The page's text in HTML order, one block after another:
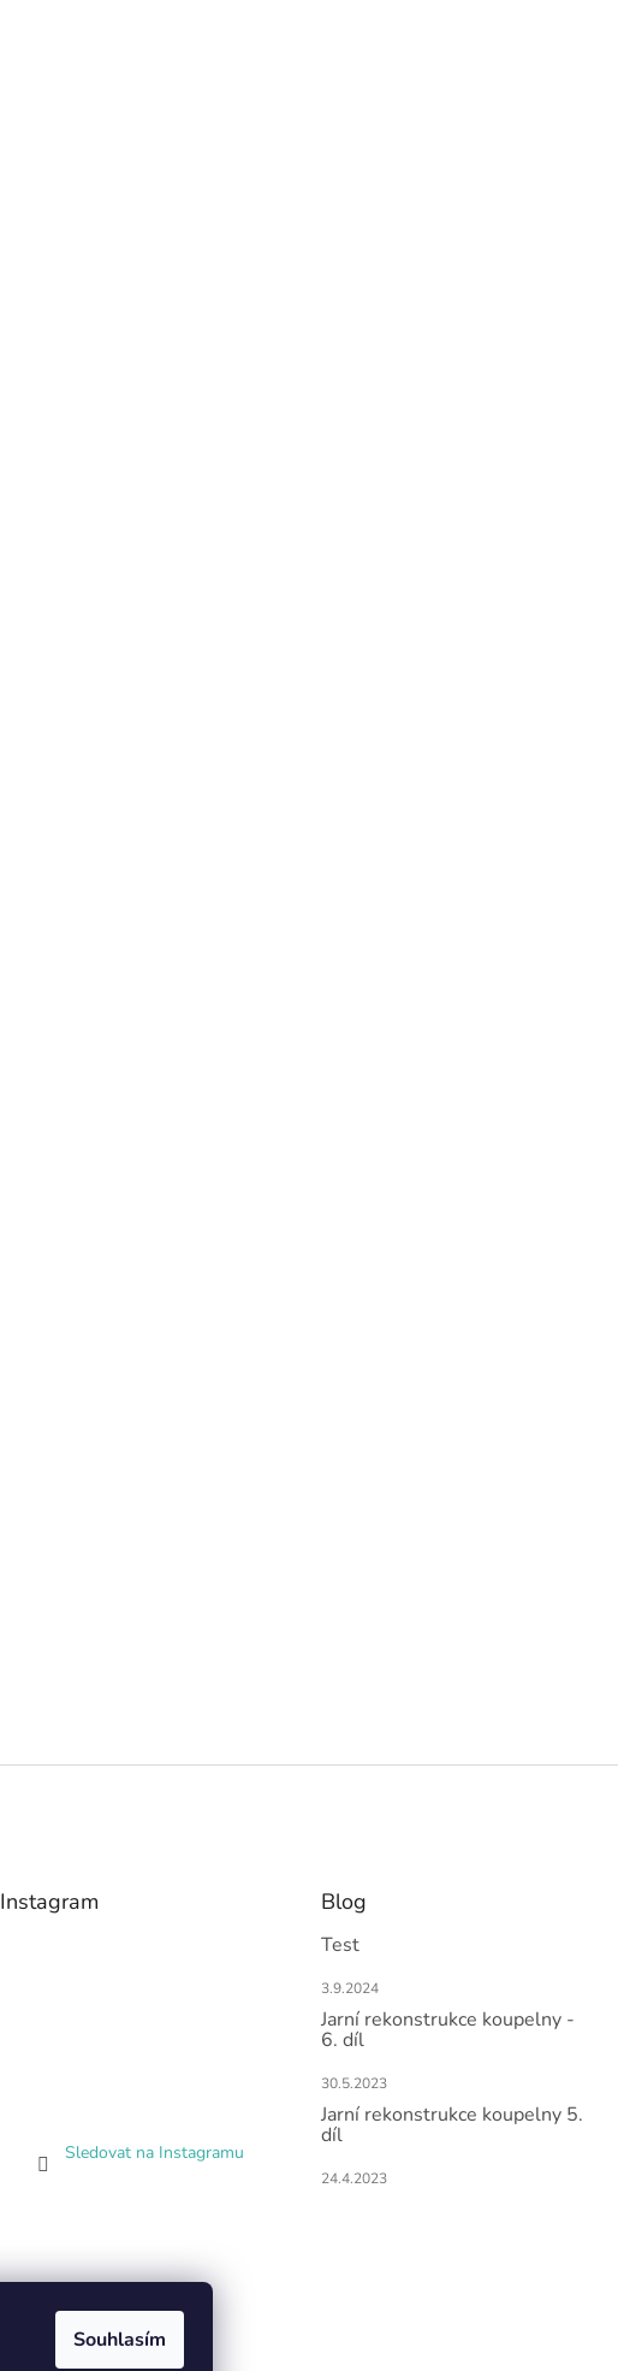
Souhlasím
Instagram
Sledovat na Instagramu
Blog
Test
3.9.2024
Jarní rekonstrukce koupelny -
6. díl
30.5.2023
Jarní rekonstrukce koupelny 5.
díl
24.4.2023